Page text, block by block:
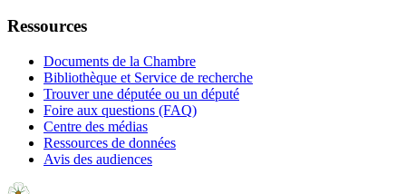
Ressources
Documents de la Chambre
Bibliothèque et Service de recherche
Trouver une députée ou un député
Foire aux questions (FAQ)
Centre des médias
Ressources de données
Avis des audiences